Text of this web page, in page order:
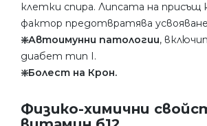
клетки спира. Липсата на присъщ
фактор предотвратява
❇️Автоимунни патологии,
диабет тип I.
❇️Болест на Крон.
Физико-химични